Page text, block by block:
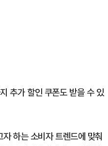
추가 할인 쿠폰도 받을 수 있
하는 소비자 트렌드에 맞춰